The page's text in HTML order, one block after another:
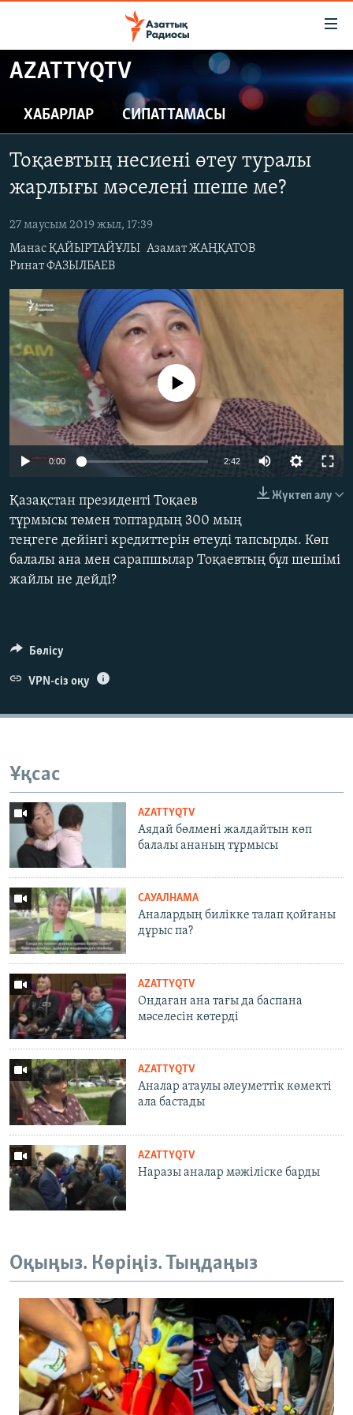
Skip
to
content
to
main
Navigation
Skip
to
Search
ЖАҢАЛЫҚТАР
САЯСАТ
ҚАҢТАР ОҚИҒАСЫ
АДАМ ҚҰҚЫҚТАРЫ
ӘЛЕУМЕТ
ӘЛЕМ
Русский
ЖАЗЫЛЫҢЫЗ
Басқа тілдерде
AZATTYQTV
ХАБАРЛАР СИПАТТАМАСЫ
Тоқаевтың несиені өтеу туралы
жарлығы мәселені шеше ме?
27 маусым 2019 жыл, 17:39
Манас ҚАЙЫРТАЙҰЛЫ Азамат ЖАҢҚАТОВ
Ринат ФАЗЫЛБАЕВ
No media source currently available
0:00 2:42
Жүктеп алу
Қазақстан президенті Тоқаев
тұрмысы төмен топтардың 300 мың
теңгеге дейінгі кредиттерін өтеуді тапсырды. Көп
балалы ана мен сарапшылар Тоқаевтың бұл шешімі
жайлы не дейді?
Бөлісу
VPN-сіз оқу
Ұқсас
AZATTYQTV
Аядай бөлмені жалдайтын көп
балалы ананың тұрмысы
САУАЛНАМА
Аналардың билікке талап қойғаны
дұрыс па?
AZATTYQTV
Ондаған ана тағы да баспана
мәселесін көтерді
AZATTYQTV
Аналар атаулы әлеуметтік көмекті
ала бастады
AZATTYQTV
Наразы аналар мәжіліске барды
Оқыңыз. Көріңіз. Тыңдаңыз